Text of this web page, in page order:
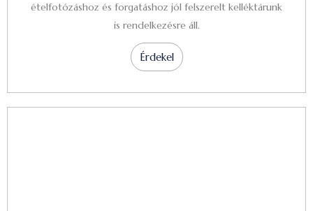
ételfotózáshoz és forgatáshoz jól felszerelt kelléktárunk
is rendelkezésre áll.
Érdekel